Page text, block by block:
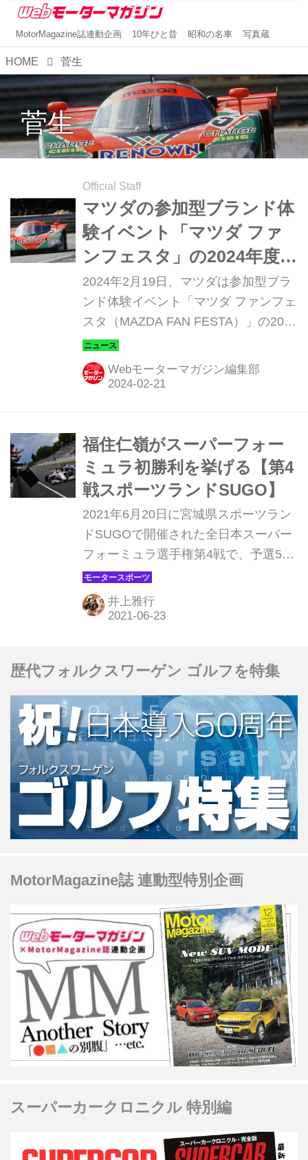
MotorMagazine誌連動企画 10年ひと昔 昭和の名車 写真蔵
HOME 菅生
菅生
Official Staff
マツダの参加型ブランド体
験イベント「マツダ ファ
ンフェスタ」の2024年度計
画を発表。787Bも走る！
2024年2月19日、マツダは参加型ブラ
ンド体験イベント「マツダ ファンフェ
スタ（MAZDA FAN FESTA）」の2024
年度計画を発表。スポーツランド
SUGOや富士スピードウェイなど、3
カ所での開催を予定している。
Webモーターマガジン編集部
福住仁嶺がスーパーフォー
ミュラ初勝利を挙げる【第4
戦スポーツランドSUGO】
2021年6月20日に宮城県スポーツラン
ドSUGOで開催された全日本スーパー
フォーミュラ選手権第4戦で、予選5番
手からスタートした福住仁嶺
（DOCOMO TEAM DANDELION
RACING）が参戦3年目にして初勝利
井上雅行
歴代フォルクスワーゲン ゴルフを特集
MotorMagazine誌 連動型特別企画
スーパーカークロニクル 特別編